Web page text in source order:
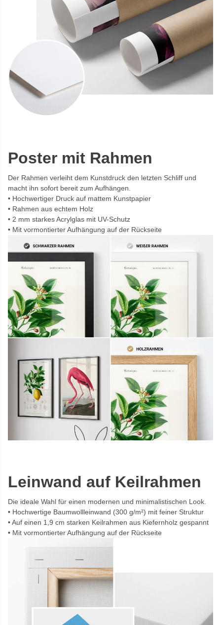
Poster mit Rahmen
Der Rahmen verleiht dem Kunstdruck den letzten Schliff und
macht ihn sofort bereit zum Aufhängen.
Hochwertiger Druck auf mattem Kunstpapier
Rahmen aus echtem Holz
2 mm starkes Acrylglas mit UV-Schutz
Mit vormontierter Aufhängung auf der Rückseite
Leinwand auf Keilrahmen
Die ideale Wahl für einen modernen und minimalistischen Look.
Hochwertige Baumwollleinwand (300 g/m²) mit feiner Struktur
Auf einen 1,9 cm starken Keilrahmen aus Kiefernholz gespannt
Mit vormontierter Aufhängung auf der Rückseite